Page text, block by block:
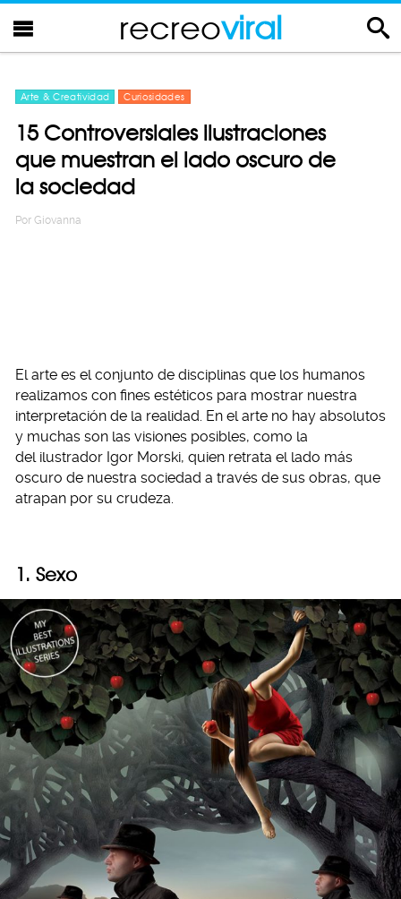
recreoviral
Arte & Creatividad Curiosidades
15 Controversiales ilustraciones
que muestran el lado oscuro de
la sociedad
Por Giovanna
El arte es el conjunto de disciplinas que los humanos
realizamos con fines estéticos para mostrar nuestra
interpretación de la realidad. En el arte no hay absolutos
y muchas son las visiones posibles, como la
del ilustrador Igor Morski, quien retrata el lado más
oscuro de nuestra sociedad a través de sus obras, que
atrapan por su crudeza.
1. Sexo